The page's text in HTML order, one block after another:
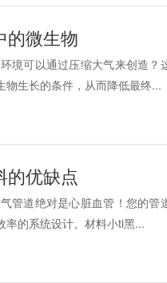
的微生物
境可以通过压缩大气来创造？
生长的条件，从而降低最终...
的优缺点
管道绝对是心脏血管！您的管
率的系统设计。材料小ti黑...